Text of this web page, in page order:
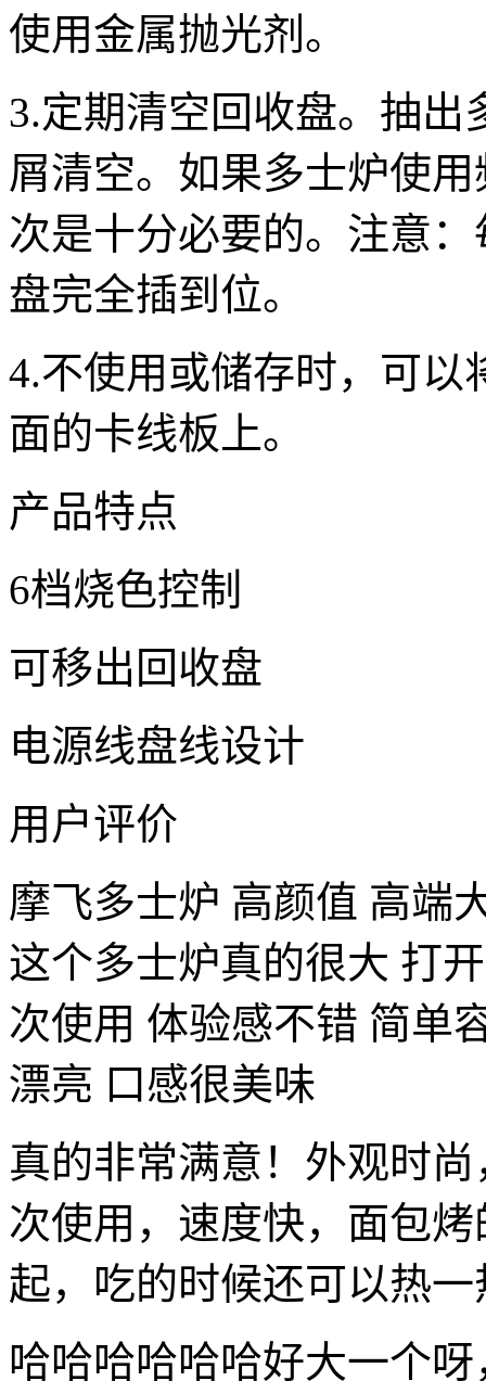
使用金属抛光剂。
3.定期清空回收盘。抽
屑清空。如果多士炉使
次是十分必要的。注意
盘完全插到位。
4.不使用或储存时，可以
面的卡线板上。
产品特点
6档烧色控制
可移出回收盘
电源线盘线设计
用户评价
摩飞多士炉 高颜值 高端
这个多士炉真的很大 打
次使用 体验感不错 简单
漂亮 口感很美味
真的非常满意！外观时
次使用，速度快，面包
起，吃的时候还可以热
哈哈哈哈哈哈好大一个